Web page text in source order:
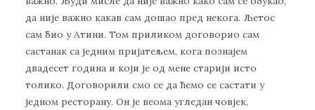
да није важно какав сам дошао пред некога. Љетос
сам био у Атини. Том приликом договорио сам
састанак са једним пријатељем, кога познајем
двадесет година и који је од мене старији исто
толико. Договорили смо се да ћемо се састати у
једном ресторану. Он је веома угледан човјек,